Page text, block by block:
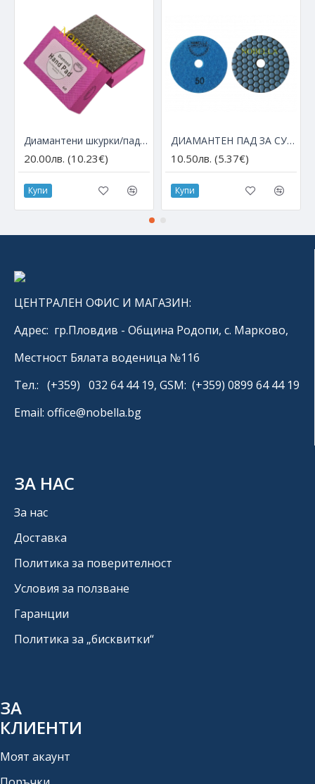
Диамантени шкурки/падове за ръчно полиране, сухо/мокро - едрина 60
20.00лв. (10.23€)
Купи
ДИАМАНТЕН ПАД ЗА СУХО ПОЛИРАНЕ Ø100 мм С ВЕЛКРО, ЕДРИНА 50
10.50лв. (5.37€)
Купи
ЦЕНТРАЛЕН ОФИС И МАГАЗИН:
Адрес: гр.Пловдив - Община Родопи, с. Марково,
Местност Бялата воденица №116
Тел.: (+359) 032 64 44 19, GSM: (+359) 0899 64 44 19
Email: office@nobella.bg
ЗА НАС
За нас
Доставка
Политика за поверителност
Условия за ползване
Гаранции
Политика за „бисквитки“
ЗА
КЛИЕНТИ
Моят акаунт